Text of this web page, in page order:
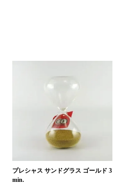
プレシャス サンドグラス ゴールド 3
min.